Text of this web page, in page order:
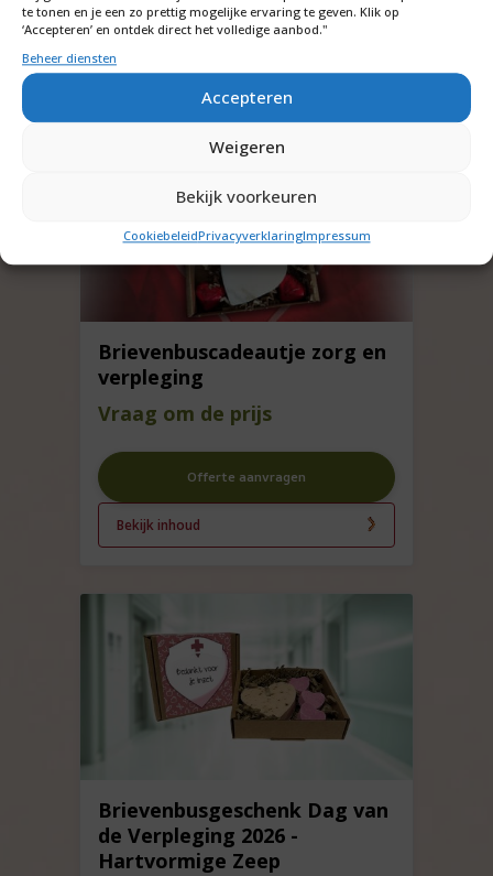
te tonen en je een zo prettig mogelijke ervaring te geven. Klik op
‘Accepteren’ en ontdek direct het volledige aanbod."
Beheer diensten
Accepteren
Weigeren
Bekijk voorkeuren
CookiebeleidPrivacyverklaringImpressum
Brievenbuscadeautje zorg en
verpleging
Vraag om de prijs
Offerte aanvragen
Bekijk inhoud
Brievenbusgeschenk Dag van
de Verpleging 2026 -
Hartvormige Zeep